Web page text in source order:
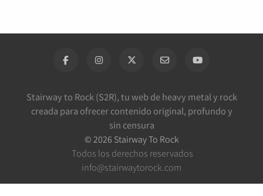
Stairway to Rock (S2R), tu web de heavy metal y rock
creada para ofrecer contenido original, profundo y
sin censura
© 2026 Stairway To Rock
Todos los derechos reservados
info@stairwaytorock.com